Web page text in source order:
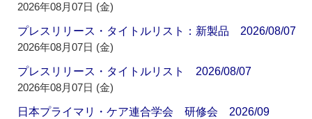
2026年08月07日 (金)
プレスリリース・タイトルリスト：新製品 2026/08/07
2026年08月07日 (金)
プレスリリース・タイトルリスト 2026/08/07
2026年08月07日 (金)
日本プライマリ・ケア連合学会 研修会 2026/09